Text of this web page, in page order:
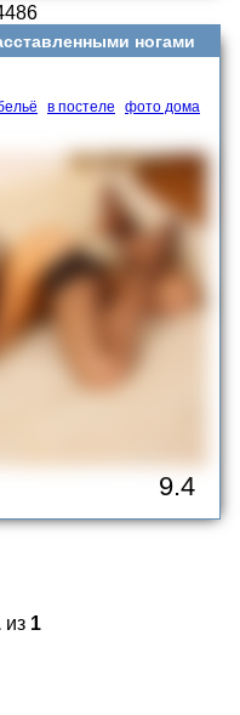
ногами
в постеле фото дома
9.4
из 1